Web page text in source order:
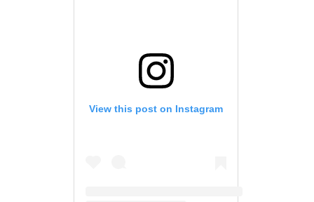
View this post on Instagram